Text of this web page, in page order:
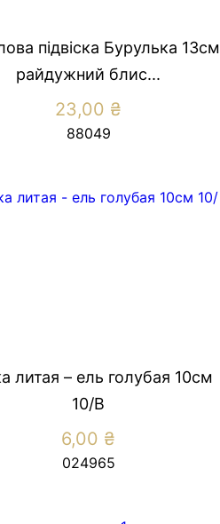
підвіска Бурулька 13см
райдужний блис...
23,00 ₴
88049
литая – ель голубая 10см
10/В
6,00 ₴
024965